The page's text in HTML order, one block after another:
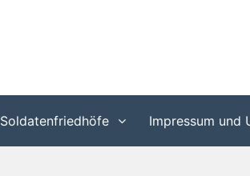
Soldatenfriedhöfe Impressum und